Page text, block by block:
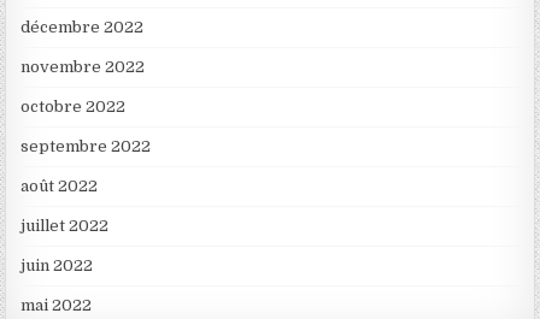
décembre 2022
novembre 2022
octobre 2022
septembre 2022
août 2022
juillet 2022
juin 2022
mai 2022